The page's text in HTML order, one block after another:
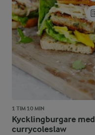
1 TIM 10 MIN
Kycklingburgare med
currycoleslaw